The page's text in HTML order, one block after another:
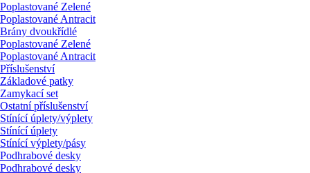
Poplastované Zelené
Poplastované Antracit
Brány dvoukřídlé
Poplastované Zelené
Poplastované Antracit
Příslušenství
Základové patky
Zamykací set
Ostatní příslušenství
Stínící úplety/výplety
Stínící úplety
Stínící výplety/pásy
Podhrabové desky
Podhrabové desky